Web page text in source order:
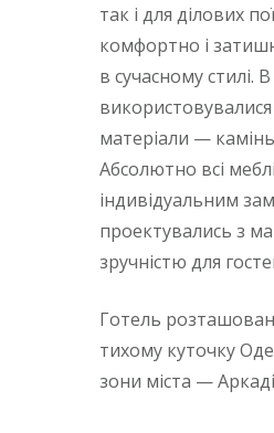
так і для ділових
комфортно і
в сучасному стилі.
матеріали —
Абсолютно всі
індивідуальним
проектувались з
зручністю для
Готель
тихому куточку
зони міста —